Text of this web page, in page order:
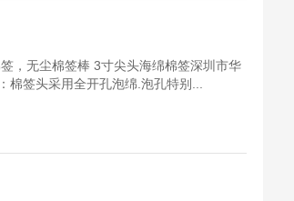
，无尘棉签棒 3寸尖头海绵棉签深圳市华
签头采用全开孔泡绵.泡孔特别...